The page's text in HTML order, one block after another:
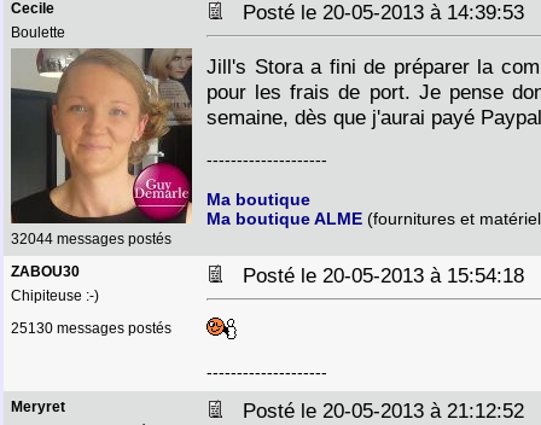
Cecile
Boulette
32044 messages postés
Posté le 20-05-2013 à 14:39:53
Jill's Stora a fini de préparer la
pour les frais de port. Je pense
semaine, dès que j'aurai payé
--------------------
Ma boutique
Ma boutique ALME (fournitures et
ZABOU30
Chipiteuse :-)
25130 messages postés
Posté le 20-05-2013 à 15:54:18
--------------------
Meryret
Posté le 20-05-2013 à 21:12:52